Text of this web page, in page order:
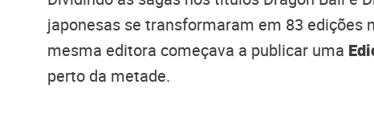
japonesas se transformaram em 83 edições
mesma editora começava a publicar uma
perto da metade.